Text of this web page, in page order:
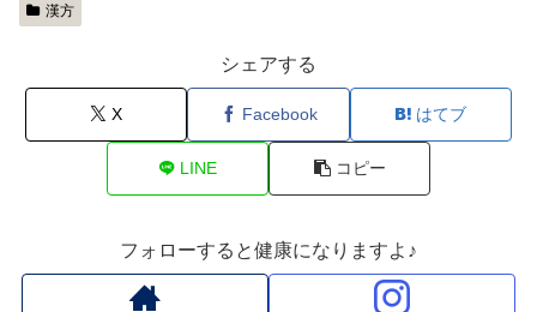
漢方
シェアする
X Facebook はてブ
LINE コピー
フォローすると健康になりますよ♪